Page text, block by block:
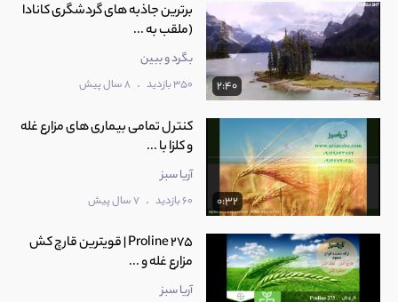
2:40
برترین جاذبه های گردشگری کانادا
(ملقب به ...
بگرد و ببین
350 بازدید . 8 سال پیش
0:32
کنترل تمامی بیماری های مزارع غله
و کلزا با ...
آریا سبز
60 بازدید . 7 سال پیش
Proline 275 | قویترین قارچ کش
مزارع غله و ...
آریا سبز